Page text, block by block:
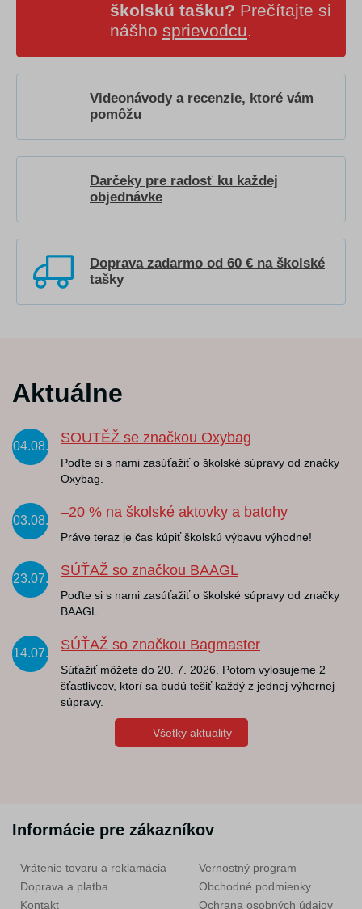
školskú tašku? Prečítajte si
nášho sprievodcu.
Videonávody a recenzie, ktoré vám
pomôžu
Darčeky pre radosť ku každej
objednávke
Doprava zadarmo od 60 € na školské
tašky
Aktuálne
04.08.
SOUTĚŽ se značkou Oxybag
Poďte si s nami zasúťažiť o školské súpravy od značky
Oxybag.
03.08.
–20 % na školské aktovky a batohy
Práve teraz je čas kúpiť školskú výbavu výhodne!
23.07.
SÚŤAŽ so značkou BAAGL
Poďte si s nami zasúťažiť o školské súpravy od značky
BAAGL.
14.07.
SÚŤAŽ so značkou Bagmaster
Súťažiť môžete do 20. 7. 2026. Potom vylosujeme 2
šťastlivcov, ktorí sa budú tešiť každý z jednej výhernej
súpravy.
Všetky aktuality
Informácie pre zákazníkov
Vrátenie tovaru a reklamácia
Doprava a platba
Kontakt
Vernostný program
Obchodné podmienky
Ochrana osobných údajov